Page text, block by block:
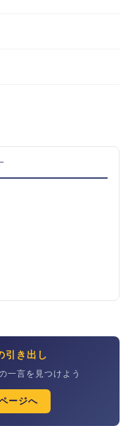
引き出し
一言を見つけよう
ージへ